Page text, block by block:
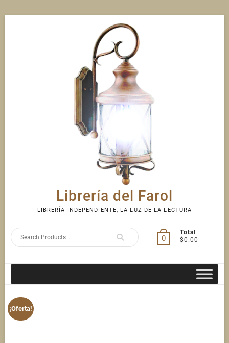
Librería del Farol
LIBRERÍA INDEPENDIENTE, LA LUZ DE LA LECTURA
Search
0
Total
$0.00
¡Oferta!